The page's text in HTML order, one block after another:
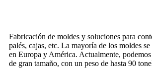
Fabricación de moldes y soluciones para
palés, cajas, etc. La mayoría de los moldes
en Europa y América. Actualmente,
de gran tamaño, con un peso de hasta 90